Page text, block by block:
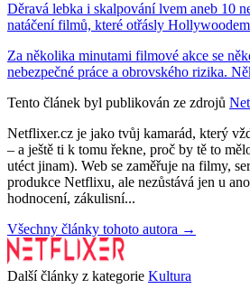
Děravá lebka i skalpování lvem aneb 10
natáčení filmů, které otřásly Hollywoodem
Za několika minutami filmové akce se
nebezpečné práce a obrovského rizika.
Tento článek byl publikován ze zdrojů
Netflixer.cz je jako tvůj kamarád, který
– a ještě ti k tomu řekne, proč by tě to
utéct jinam). Web se zaměřuje na filmy,
produkce Netflixu, ale nezůstává jen u
hodnocení, zákulisní...
Všechny články tohoto autora →
Další články z kategorie Kultura